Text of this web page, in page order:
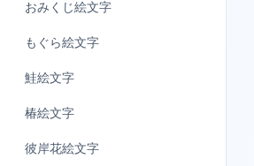
おみくじ絵文字
もぐら絵文字
鮭絵文字
椿絵文字
彼岸花絵文字